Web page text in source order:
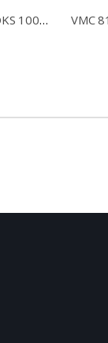
VMC 9747 PS HOOKS 1000PCS